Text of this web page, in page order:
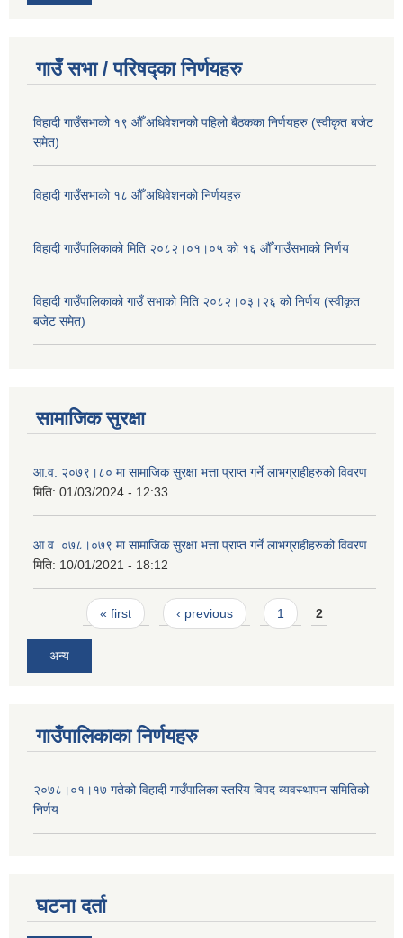
गाउँ सभा / परिषद्का निर्णयहरु
विहादी गाउँसभाको १९ औँ अधिवेशनको पहिलो बैठकका निर्णयहरु (स्वीकृत बजेट
समेत)
विहादी गाउँसभाको १८ औँ अधिवेशनको निर्णयहरु
विहादी गाउँपालिकाको मिति २०८२।०१।०५ को १६ औँ गाउँसभाको निर्णय
विहादी गाउँपालिकाको गाउँ सभाको मिति २०८२।०३।२६ को निर्णय (स्वीकृत
बजेट समेत)
सामाजिक सुरक्षा
आ.व. २०७९।८० मा सामाजिक सुरक्षा भत्ता प्राप्त गर्ने लाभग्राहीहरुको विवरण
मिति: 01/03/2024 - 12:33
आ.व. ०७८।०७९ मा सामाजिक सुरक्षा भत्ता प्राप्त गर्ने लाभग्राहीहरुको विवरण
मिति: 10/01/2021 - 18:12
Pages« first ‹ previous 1 2
अन्य
गाउँपालिकाका निर्णयहरु
२०७८।०१।१७ गतेको विहादी गाउँपालिका स्तरिय विपद व्यवस्थापन समितिको
निर्णय
घटना दर्ता